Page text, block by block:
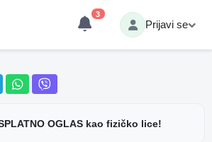
3
Prijavi se
OGLAS kao fizičko lice!